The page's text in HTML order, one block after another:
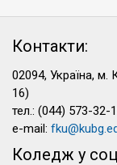
Контакти:
02094, Україна, м.
16)
тел.: (044) 573-32-
e-mail:
Коледж у